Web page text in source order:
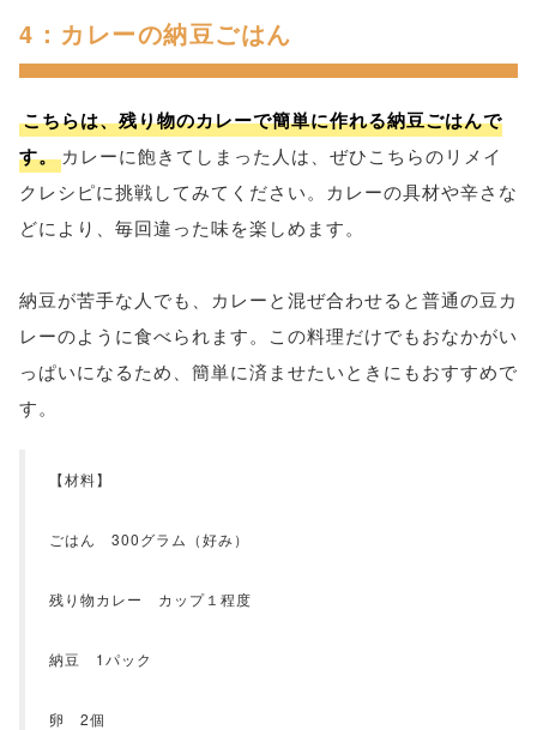
4：カレーの納豆ごはん
こちらは、残り物のカレーで簡単に作れる納豆ごはんで
す。 カレーに飽きてしまった人は、ぜひこちらのリメイ
クレシピに挑戦してみてください。カレーの具材や辛さな
どにより、毎回違った味を楽しめます。
納豆が苦手な人でも、カレーと混ぜ合わせると普通の豆カ
レーのように食べられます。この料理だけでもおなかがい
っぱいになるため、簡単に済ませたいときにもおすすめで
す。
【材料】
ごはん 300グラム（好み）
残り物カレー カップ１程度
納豆 1パック
卵 2個